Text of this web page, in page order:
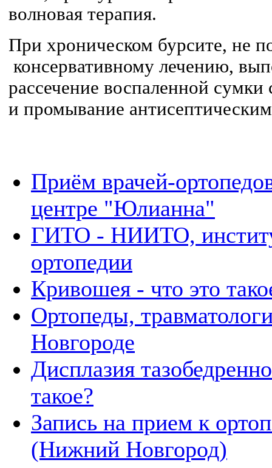
волновая терапия.
При хроническом бурсите, не
консервативному лечению,
рассечение воспаленной сумки
и промывание
Приём врачей-
центре "Юлианна"
ГИТО - НИИТО,
ортопедии
Кривошея - что это
Ортопеды,
Новгороде
Дисплазия
такое?
Запись на прием к
(Нижний Новгород)